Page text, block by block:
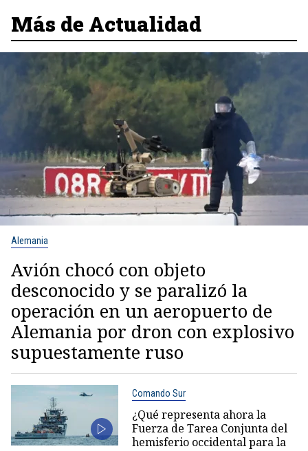
Más de Actualidad
Alemania
Avión chocó con objeto
desconocido y se paralizó la
operación en un aeropuerto de
Alemania por dron con explosivo
supuestamente ruso
Comando Sur
¿Qué representa ahora la
Fuerza de Tarea Conjunta del
hemisferio occidental para la